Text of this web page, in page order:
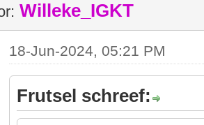
Willeke_IGKT
18-Jun-2024, 05:21 PM
Frutsel schreef: